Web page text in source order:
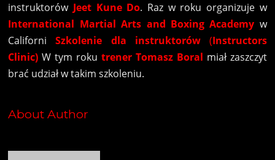
instruktorów Jeet Kune Do. Raz w roku organizuje w
International Martial Arts and Boxing Academy w
CaliforniSzkolenie dla instruktorów(Instructors
Clinic) W tym roku trener Tomasz Boral miał zaszczyt
brać udział w takim szkoleniu.
About Author